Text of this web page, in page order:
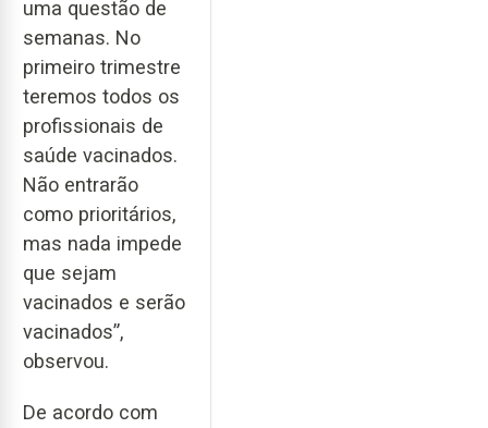
uma questão de
semanas. No
primeiro trimestre
teremos todos os
profissionais de
saúde vacinados.
Não entrarão
como prioritários,
mas nada impede
que sejam
vacinados e serão
vacinados”,
observou.
De acordo com